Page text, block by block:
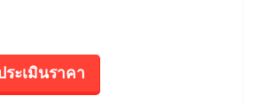
ะเมินราคา